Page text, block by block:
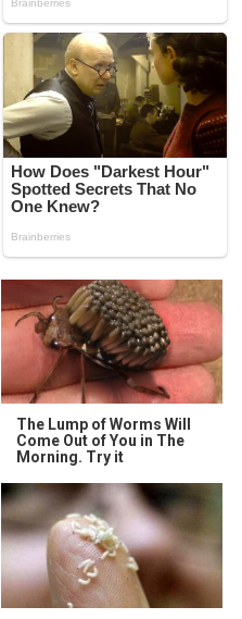
The Lump of Worms Will
Come Out of You in The
Morning. Try it